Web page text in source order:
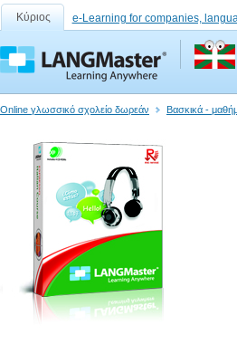
Κύριος e-Learning for companies,
Online γλωσσικό σχολείο δωρεάν Βασκικά -